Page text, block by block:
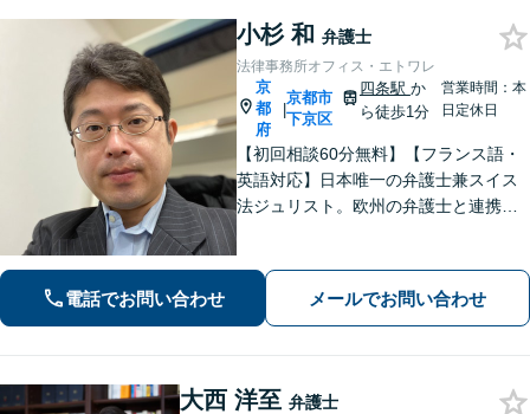
小杉 和 弁護士
法律事務所オフィス・エトワレ
京
都
府
|
京都市
下京区
四条駅 か
ら徒歩1分
営業時間：本
日定休日
【初回相談60分無料】【フランス語・
英語対応】日本唯一の弁護士兼スイス
法ジュリスト。欧州の弁護士と連携し
上げ／英仏日契約法務／ハーグ条約案
件などお任せ【WEB対応｜休日・夜間
電話でお問い合わせ メールでお問い合わせ
大西 洋至 弁護士